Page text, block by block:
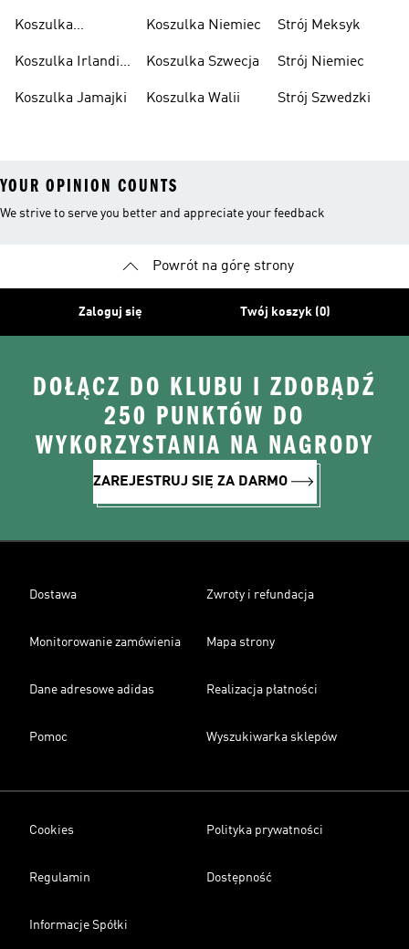
Koszulka
Koszulka Irlandii
Koszulka Jamajki
Koszulka Niemiec
Koszulka Szwecja
Koszulka Walii
Strój Meksyk
Strój Niemiec
Strój Szwedzki
YOUR OPINION COUNTS
We strive to serve you better and appreciate your feedback
Powrót na górę strony
Zaloguj się Twój koszyk (0)
DOŁĄCZ DO KLUBU I ZDOBĄDŹ
250 PUNKTÓW DO
WYKORZYSTANIA NA NAGRODY
ZAREJESTRUJ SIĘ ZA DARMO
Dostawa Zwroty i refundacja
Monitorowanie zamówienia Mapa strony
Dane adresowe adidas Realizacja płatności
Pomoc Wyszukiwarka sklepów
Cookies Polityka prywatności
Regulamin Dostępność
Informacje Spółki